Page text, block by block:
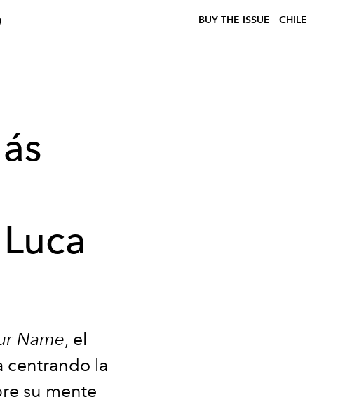
BUY THE ISSUE CHILE
Name, el
centrando la
su mente